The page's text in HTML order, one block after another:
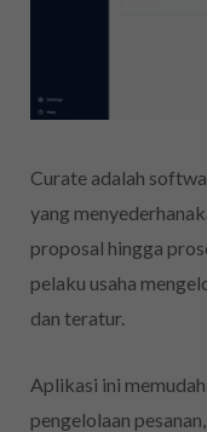
Curate adalah
yang
proposal hingga
pelaku usaha
dan teratur.
Aplikasi ini
pengelolaan